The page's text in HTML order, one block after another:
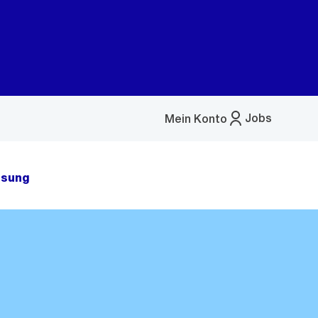
Jobs
Mein Konto
Menü